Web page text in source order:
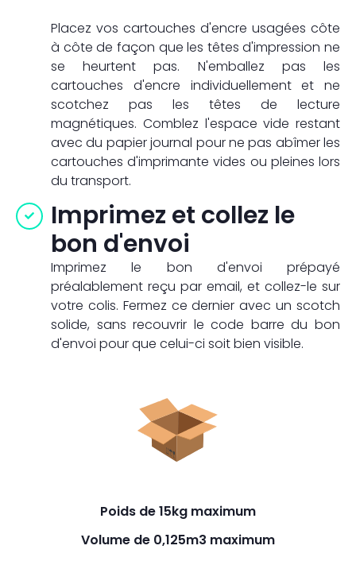
Placez vos cartouches d'encre usagées côte
à côte de façon que les têtes d'impression ne
se heurtent pas. N'emballez pas les
cartouches d'encre individuellement et ne
scotchez pas les têtes de lecture
magnétiques. Comblez l'espace vide restant
avec du papier journal pour ne pas abîmer les
cartouches d'imprimante vides ou pleines lors
du transport.
Imprimez et collez le
bon d'envoi
Imprimez le bon d'envoi prépayé
préalablement reçu par email, et collez-le sur
votre colis. Fermez ce dernier avec un scotch
solide, sans recouvrir le code barre du bon
d'envoi pour que celui-ci soit bien visible.​
Poids de 15kg maximum
Volume de 0,125m3 maximum